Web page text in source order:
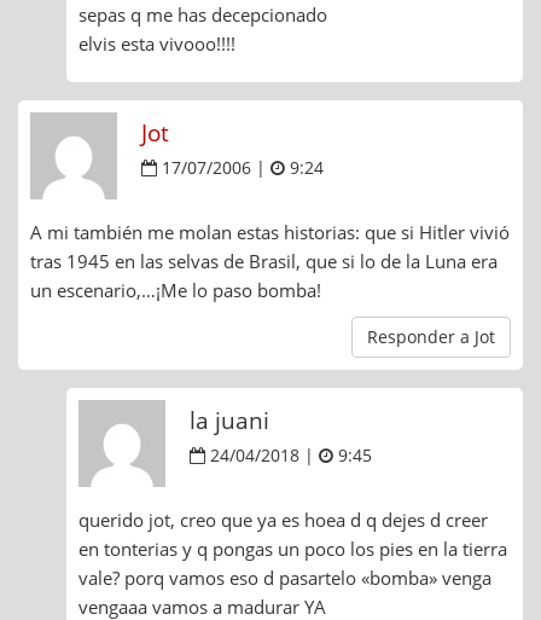
sepas q me has decepcionado
elvis esta vivooo!!!!
Jot
17/07/2006 | 9:24
A mi también me molan estas historias: que si Hitler vivió
tras 1945 en las selvas de Brasil, que si lo de la Luna era
un escenario,…¡Me lo paso bomba!
Responder a Jot
la juani
24/04/2018 | 9:45
querido jot, creo que ya es hoea d q dejes d creer
en tonterias y q pongas un poco los pies en la tierra
vale? porq vamos eso d pasartelo «bomba» venga
vengaaa vamos a madurar YA